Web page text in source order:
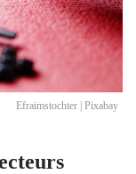
Efraimstochter | Pixabay